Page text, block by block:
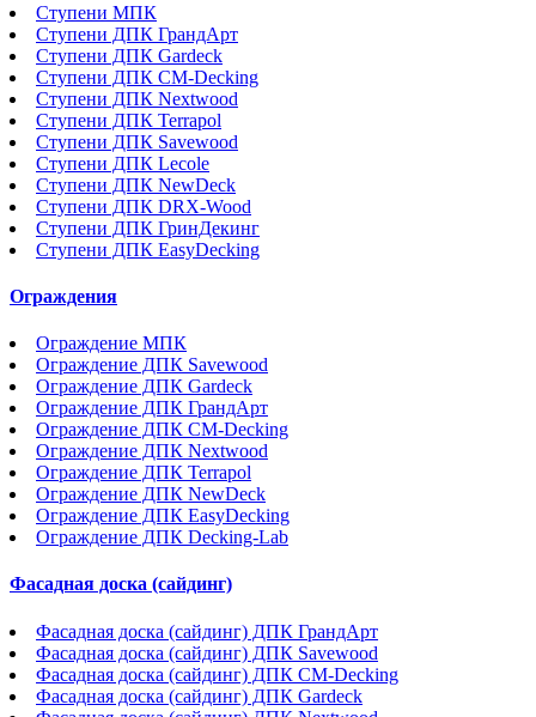
Ступени МПК
Ступени ДПК ГрандАрт
Ступени ДПК Gardeck
Ступени ДПК CM-Decking
Ступени ДПК Nextwood
Ступени ДПК Terrapol
Ступени ДПК Savewood
Ступени ДПК Lecole
Ступени ДПК NewDeck
Ступени ДПК DRX-Wood
Ступени ДПК ГринДекинг
Ступени ДПК EasyDecking
Ограждения
Ограждение МПК
Ограждение ДПК Savewood
Ограждение ДПК Gardeck
Ограждение ДПК ГрандАрт
Ограждение ДПК CM-Decking
Ограждение ДПК Nextwood
Ограждение ДПК Terrapol
Ограждение ДПК NewDeck
Ограждение ДПК EasyDecking
Ограждение ДПК Decking-Lab
Фасадная доска (сайдинг)
Фасадная доска (сайдинг) ДПК ГрандАрт
Фасадная доска (сайдинг) ДПК Savewood
Фасадная доска (сайдинг) ДПК CM-Decking
Фасадная доска (сайдинг) ДПК Gardeck